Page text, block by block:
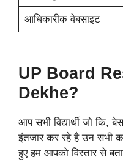
आधिकारीक वेबसाइट
UP Board
Dekhe?
आप सभी विद्यार्थी जो कि,
इंतजार कर रहे है उन सभी
हुए हम आपको विस्तार से